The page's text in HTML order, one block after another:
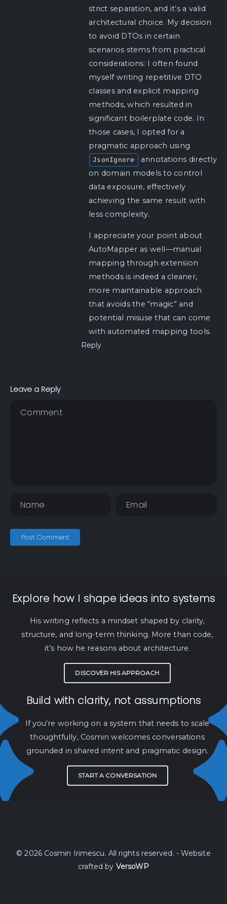
strict separation, and it’s a valid
architectural choice. My decision
to avoid DTOs in certain
scenarios stems from practical
considerations: I often found
myself writing repetitive DTO
classes and explicit mapping
methods, which resulted in
significant boilerplate code. In
those cases, I opted for a
pragmatic approach using
JsonIgnore
annotations directly
on domain models to control
data exposure, effectively
achieving the same result with
less complexity.
I appreciate your point about
AutoMapper as well—manual
mapping through extension
methods is indeed a cleaner,
more maintainable approach
that avoids the “magic” and
potential misuse that can come
with automated mapping tools.
Reply
Leave a Reply
Post Comment
Explore how I shape ideas into systems
His writing reflects a mindset shaped by clarity,
structure, and long-term thinking. More than code,
it’s how he reasons about architecture.
DISCOVER HIS APPROACH
Build with clarity, not assumptions
If you're working on a system that needs to scale
thoughtfully, Cosmin welcomes conversations
grounded in shared intent and pragmatic design.
START A CONVERSATION
© 2026 Cosmin Irimescu. All rights reserved. - Website
crafted by VersoWP